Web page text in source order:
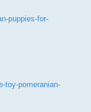
puppies-for-
toy-pomeranian-